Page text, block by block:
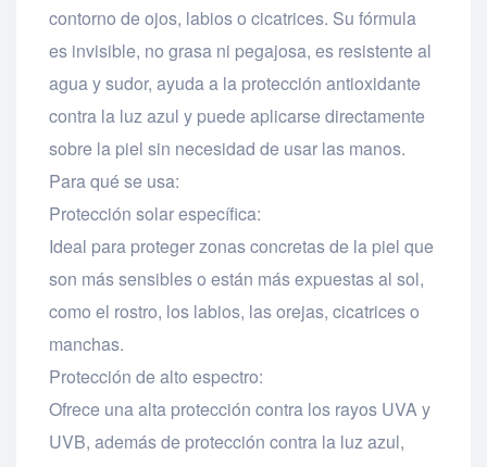
contorno de ojos, labios o cicatrices. Su fórmula
es invisible, no grasa ni pegajosa, es resistente al
agua y sudor, ayuda a la protección antioxidante
contra la luz azul y puede aplicarse directamente
sobre la piel sin necesidad de usar las manos.
Para qué se usa:
Protección solar específica:
Ideal para proteger zonas concretas de la piel que
son más sensibles o están más expuestas al sol,
como el rostro, los labios, las orejas, cicatrices o
manchas.
Protección de alto espectro:
Ofrece una alta protección contra los rayos UVA y
UVB, además de protección contra la luz azul,